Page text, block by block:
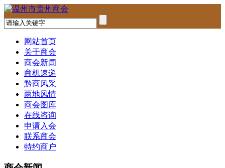
网站首页
关于商会
商会新闻
商机速递
黔商风采
两地风情
商会图库
在线咨询
申请入会
联系商会
特约商户